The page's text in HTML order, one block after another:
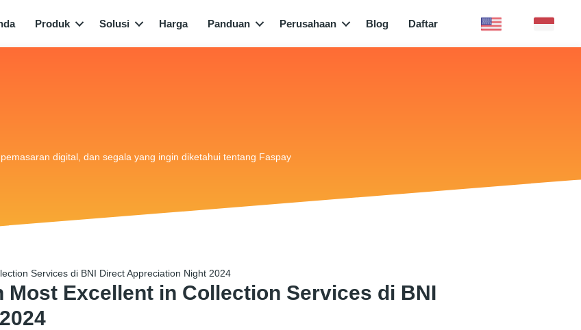
Produk Solusi Harga Panduan Perusahaan Blog Daftar
digital, dan segala yang ingin diketahui tentang Faspay
Services di BNI Direct Appreciation Night 2024
Most Excellent in Collection Services di BNI